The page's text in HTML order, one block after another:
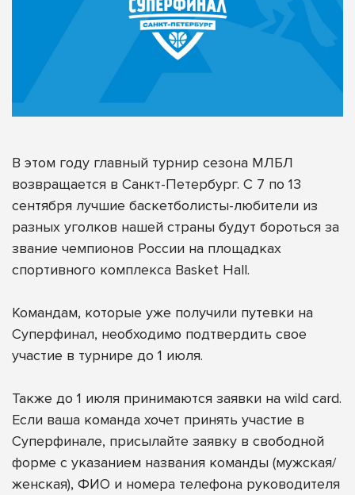
В этом году главный турнир сезона МЛБЛ
возвращается в Санкт-Петербург. С 7 по 13
сентября лучшие баскетболисты-любители из
разных уголков нашей страны будут бороться за
звание чемпионов России на площадках
спортивного комплекса Basket Hall.
Командам, которые уже получили путевки на
Суперфинал, необходимо подтвердить свое
участие в турнире до 1 июля.
Также до 1 июля принимаются заявки на wild card.
Если ваша команда хочет принять участие в
Суперфинале, присылайте заявку в свободной
форме с указанием названия команды (мужская/
женская), ФИО и номера телефона руководителя